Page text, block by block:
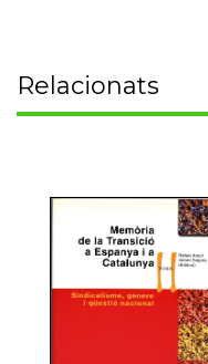
Relacionats